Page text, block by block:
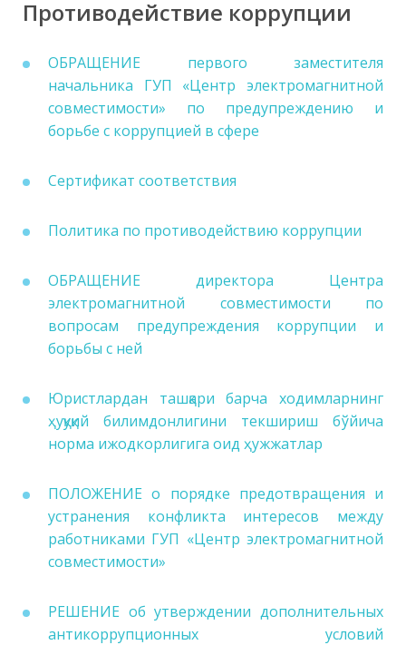
Противодействие коррупции
ОБРАЩЕНИЕ первого заместителя
начальника ГУП «Центр электромагнитной
совместимости» по предупреждению и
борьбе с коррупцией в сфере
Сертификат соответствия
Политика по противодействию коррупции
ОБРАЩЕНИЕ директора Центра
электромагнитной совместимости по
вопросам предупреждения коррупции и
борьбы с ней
Юристлардан ташқари барча ходимларнинг
ҳуқуқий билимдонлигини текшириш бўйича
норма ижодкорлигига оид ҳужжатлар
ПОЛОЖЕНИЕ о порядке предотвращения и
устранения конфликта интересов между
работниками ГУП «Центр электромагнитной
совместимости»
РЕШЕНИЕ об утверждении дополнительных
антикоррупционных условий